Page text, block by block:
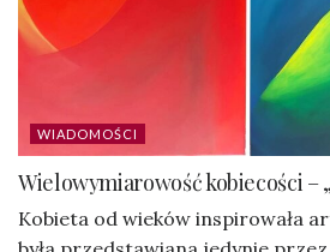
WIADOMOŚCI
Wielowymiarowość kobiecości –
Kobieta od wieków inspirowała